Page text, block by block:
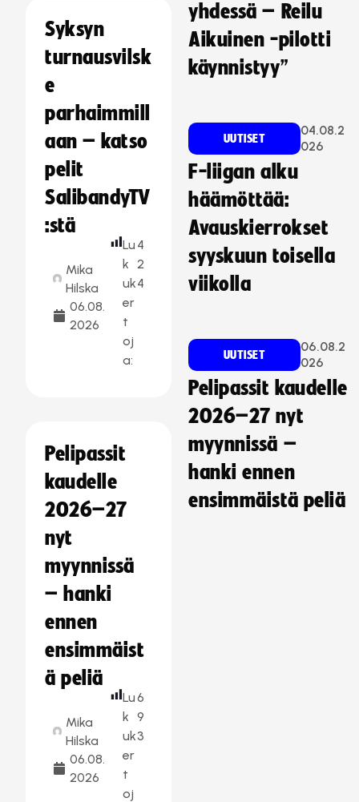
Syksyn
turnausvilsk
e
parhaimmill
aan – katso
pelit
SalibandyTV
:stä
Mika
Hilska
06.08.
2026
Lu
k
uk
er
t
oj
a:
4
2
4
Pelipassit
kaudelle
2026–27
nyt
myynnissä
– hanki
ennen
ensimmäist
ä peliä
Mika
Hilska
06.08.
2026
Lu
k
uk
er
t
oj
6
9
3
yhdessä – Reilu
Aikuinen -pilotti
käynnistyy”
UUTISET
04.08.2
026
F-liigan alku
häämöttää:
Avauskierrokset
syyskuun toisella
viikolla
UUTISET
06.08.2
026
Pelipassit kaudelle
2026–27 nyt
myynnissä –
hanki ennen
ensimmäistä peliä